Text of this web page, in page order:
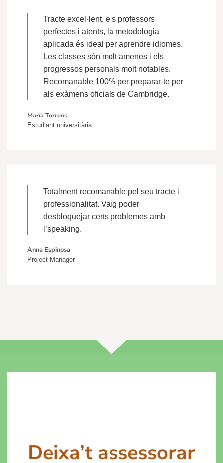
Tracte excel·lent, els professors
perfectes i atents, la metodologia
aplicada és ideal per aprendre idiomes.
Les classes són molt amenes i els
progressos personals molt notables.
Recomanable 100% per preparar-te per
als exàmens oficials de Cambridge.
María Torrens
Estudiant universitària
Totalment recomanable pel seu tracte i
professionalitat. Vaig poder
desbloquejar certs problemes amb
l’speaking.
Anna Espinosa
Project Manager
Deixa’t assessorar